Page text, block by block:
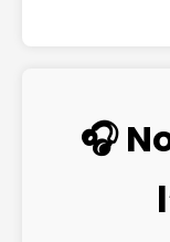
🎧